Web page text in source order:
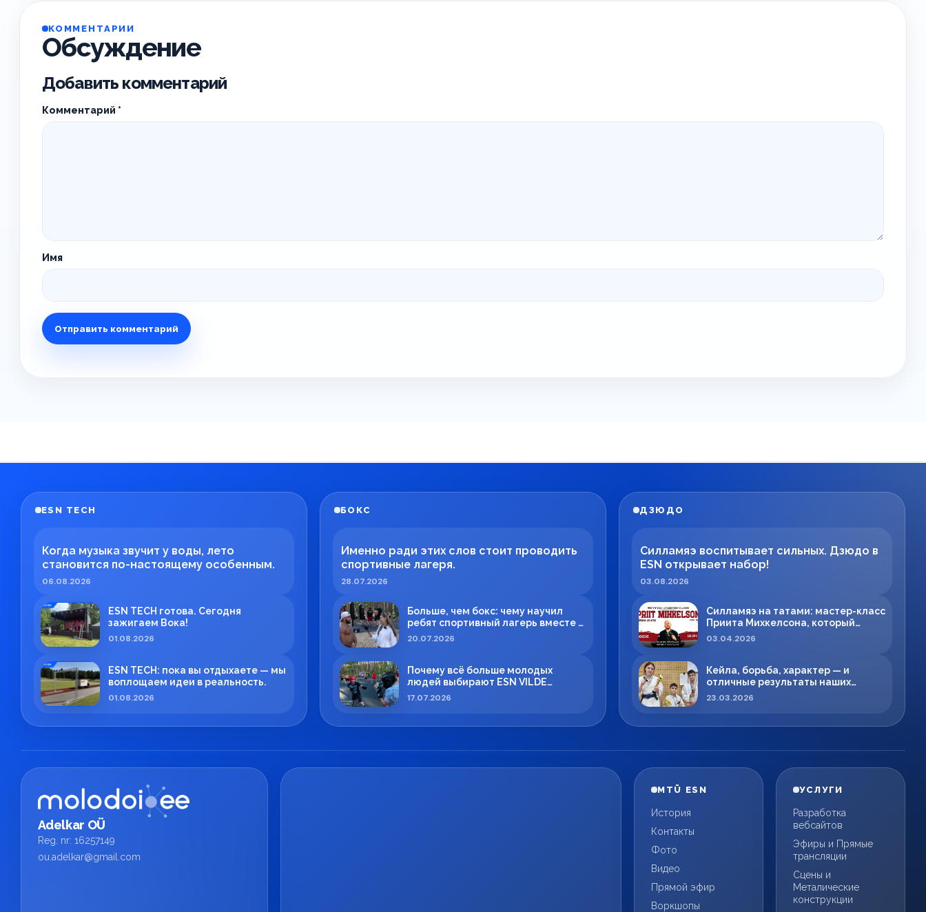
КОММЕНТАРИИ
Обсуждение
Добавить комментарий
Комментарий *
Имя
ESN TECH
Когда музыка звучит у воды, лето
становится по-настоящему особенным.
06.08.2026
ESN TECH готова. Сегодня
зажигаем Вока!
01.08.2026
ESN TECH: пока вы отдыхаете — мы
воплощаем идеи в реальность.
01.08.2026
БОКС
Именно ради этих слов стоит проводить
спортивные лагеря.
28.07.2026
Больше, чем бокс: чему научил
ребят спортивный лагерь вместе с
Максимом Вильде
20.07.2026
Почему всё больше молодых
людей выбирают ESN VILDE
BOXING в Силламяэ?
17.07.2026
ДЗЮДО
Силламяэ воспитывает сильных. Дзюдо в
ESN открывает набор!
03.08.2026
Силламяэ на татами: мастер-класс
Приита Михкелсона, который
меняет правила игры в регионе
03.04.2026
Кейла, борьба, характер — и
отличные результаты наших
спортсменов!
23.03.2026
Adelkar OÜ
Reg. nr: 16257149
ou.adelkar@gmail.com
MTÜ ESN
История
Контакты
Фото
Видео
Прямой эфир
Воркшопы
УСЛУГИ
Разработка
вебсайтов
Эфиры и Прямые
трансляции
Сцены и
Металические
конструкции